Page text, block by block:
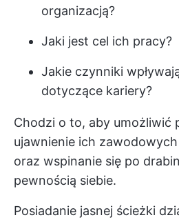
organizacją?
Jaki jest cel ich pracy?
Jakie czynniki
dotyczące kariery?
Chodzi o to, aby umożliwić
ujawnienie ich
oraz wspinanie się po
pewnością siebie.
Posiadanie jasnej ścieżki